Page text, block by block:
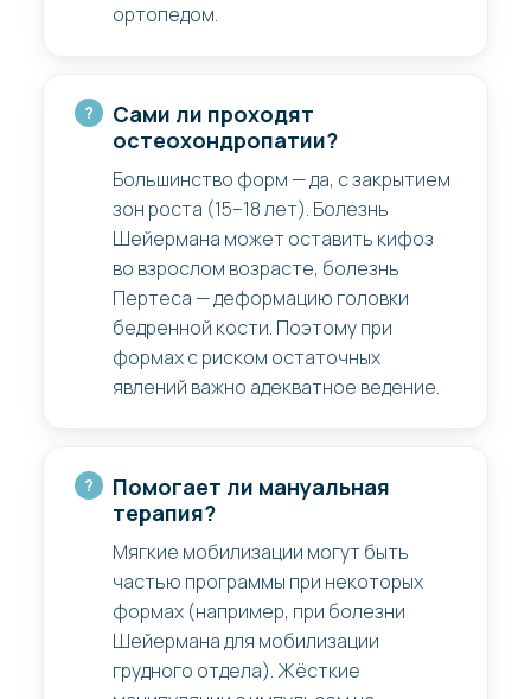
ортопедом.
Сами ли проходят
остеохондропатии?
Большинство форм — да, с закрытием
зон роста (15–18 лет). Болезнь
Шейермана может оставить кифоз
во взрослом возрасте, болезнь
Пертеса — деформацию головки
бедренной кости. Поэтому при
формах с риском остаточных
явлений важно адекватное ведение.
Помогает ли мануальная
терапия?
Мягкие мобилизации могут быть
частью программы при некоторых
формах (например, при болезни
Шейермана для мобилизации
грудного отдела). Жёсткие